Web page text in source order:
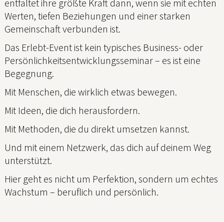
entfaltet ihre größte Kraft dann, wenn sie mit echten
Werten, tiefen Beziehungen und einer starken
Gemeinschaft verbunden ist.
Das Erlebt-Event ist kein typisches Business- oder
Persönlichkeitsentwicklungsseminar – es ist eine
Begegnung.
Mit Menschen, die wirklich etwas bewegen.
Mit Ideen, die dich herausfordern.
Mit Methoden, die du direkt umsetzen kannst.
Und mit einem Netzwerk, das dich auf deinem Weg
unterstützt.
Hier geht es nicht um Perfektion, sondern um echtes
Wachstum – beruflich und persönlich.